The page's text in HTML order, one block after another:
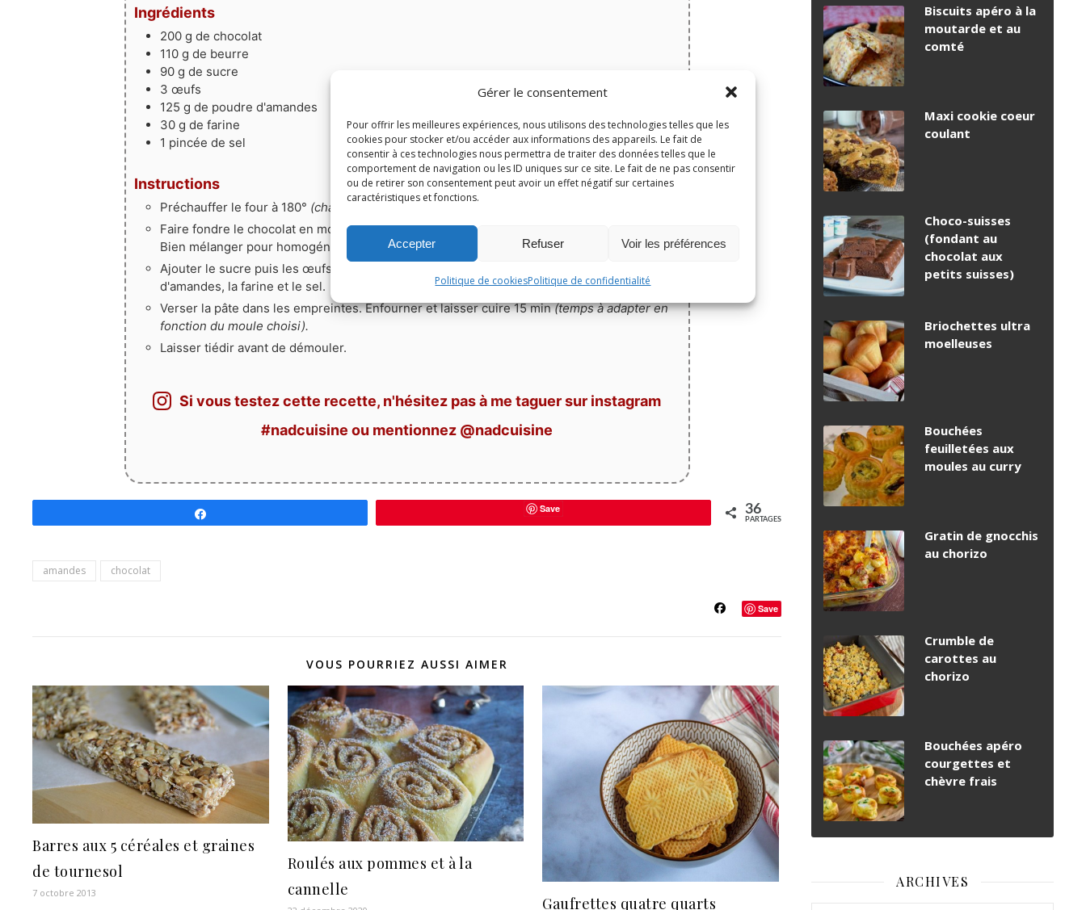
Gérer le consentement
Pour offrir les meilleures expériences, nous utilisons des technologies telles que les
cookies pour stocker et/ou accéder aux informations des appareils. Le fait de
consentir à ces technologies nous permettra de traiter des données telles que le
comportement de navigation ou les ID uniques sur ce site. Le fait de ne pas consentir
ou de retirer son consentement peut avoir un effet négatif sur certaines
caractéristiques et fonctions.
Accepter Refuser Voir les préférences
Politique de cookiesPolitique de confidentialité
Ingrédients
200 g de chocolat
110 g de beurre
90 g de sucre
3 œufs
125 g de poudre d'amandes
30 g de farine
1 pincée de sel
Instructions
Préchauffer le four à 180° (chaleur tournante).
Faire fondre le chocolat en morceaux avec le beurre au micro-ondes
Bien mélanger pour homogénéiser.
Ajouter le sucre puis les œufs en mélangeant bien. Incorporer enfin la poudre
d'amandes, la farine et le sel.
Verser la pâte dans les empreintes. Enfourner et laisser cuire 15 min(temps à adapter en
fonction du moule choisi).
Laisser tiédir avant de démouler.
Si vous testez cette recette, n'hésitez pas à me taguer sur instagram
#nadcuisine ou mentionnez @nadcuisine
Save 36
PARTAGES
amandes chocolat
Save
VOUS POURRIEZ AUSSI AIMER
Barres aux 5 céréales et graines
de tournesol
7 octobre 2013
Roulés aux pommes et à la
cannelle
Gaufrettes quatre quarts
Biscuits apéro à la
moutarde et au
comté
Maxi cookie coeur
coulant
Choco-suisses
(fondant au
chocolat aux
petits suisses)
Briochettes ultra
moelleuses
Bouchées
feuilletées aux
moules au curry
Gratin de gnocchis
au chorizo
Crumble de
carottes au
chorizo
Bouchées apéro
courgettes et
chèvre frais
ARCHIVES